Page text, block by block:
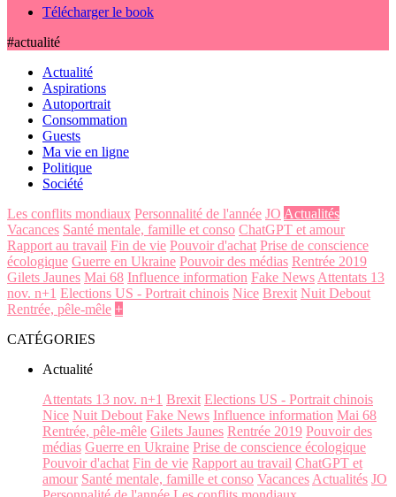
Télécharger le book
#actualité
Actualité
Aspirations
Autoportrait
Consommation
Guests
Ma vie en ligne
Politique
Société
Les conflits mondiaux Personnalité de l'année JO Actualités
Vacances Santé mentale, famille et conso ChatGPT et amour
Rapport au travail Fin de vie Pouvoir d'achat Prise de conscience
écologique Guerre en Ukraine Pouvoir des médias Rentrée 2019
Gilets Jaunes Mai 68 Influence information Fake News Attentats 13
nov. n+1 Elections US - Portrait chinois Nice Brexit Nuit Debout
Rentrée, pêle-mêle +
CATÉGORIES
Actualité
Attentats 13 nov. n+1 Brexit Elections US - Portrait chinois
Nice Nuit Debout Fake News Influence information Mai 68
Rentrée, pêle-mêle Gilets Jaunes Rentrée 2019 Pouvoir des
médias Guerre en Ukraine Prise de conscience écologique
Pouvoir d'achat Fin de vie Rapport au travail ChatGPT et
amour Santé mentale, famille et conso Vacances Actualités JO